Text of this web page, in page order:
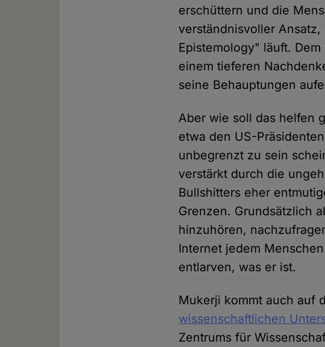
erschüttern und die
verständnisvoller
Epistemology" läuft.
einem tieferen
seine Behauptungen
Aber wie soll das helfen
etwa den US-
unbegrenzt zu sein
verstärkt durch die
Bullshitters eher
Grenzen. Grundsätzlich
hinzuhören,
Internet jedem
entlarven, was er ist.
Mukerji kommt auch auf
wissenschaftlichen
Zentrums für